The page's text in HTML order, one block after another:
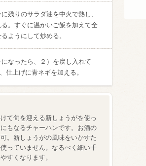
残りのサラダ油を中火で熱し、
。すぐに温かいご飯を加えて全
ようにして炒める。
なったら、２）を戻し入れて
仕上げに青ネギを加える。
て旬を迎える新しょうがを使っ
もなるチャーハンです。お酒の
。新しょうがの風味をいかすた
っていません。なるべく細い千
すくなります。